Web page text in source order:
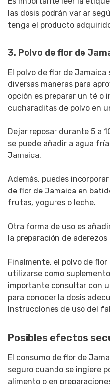
las dosis podrán variar
tenga el producto
3. Polvo de flor de
El polvo de flor de
diversas maneras para
opción es preparar un té o
cucharaditas de polvo en
Dejar reposar durante 5 a
se puede añadir a agua
Jamaica.
Además, puedes
de flor de Jamaica en
frutas, yogures o leche.
Otra forma de uso es
la preparación de aderezos
Finalmente, el polvo de
utilizarse como
importante consultar con
para conocer la dosis
instrucciones de uso del
Posibles efectos
El consumo de flor de
seguro cuando se ingiere
alimento o en